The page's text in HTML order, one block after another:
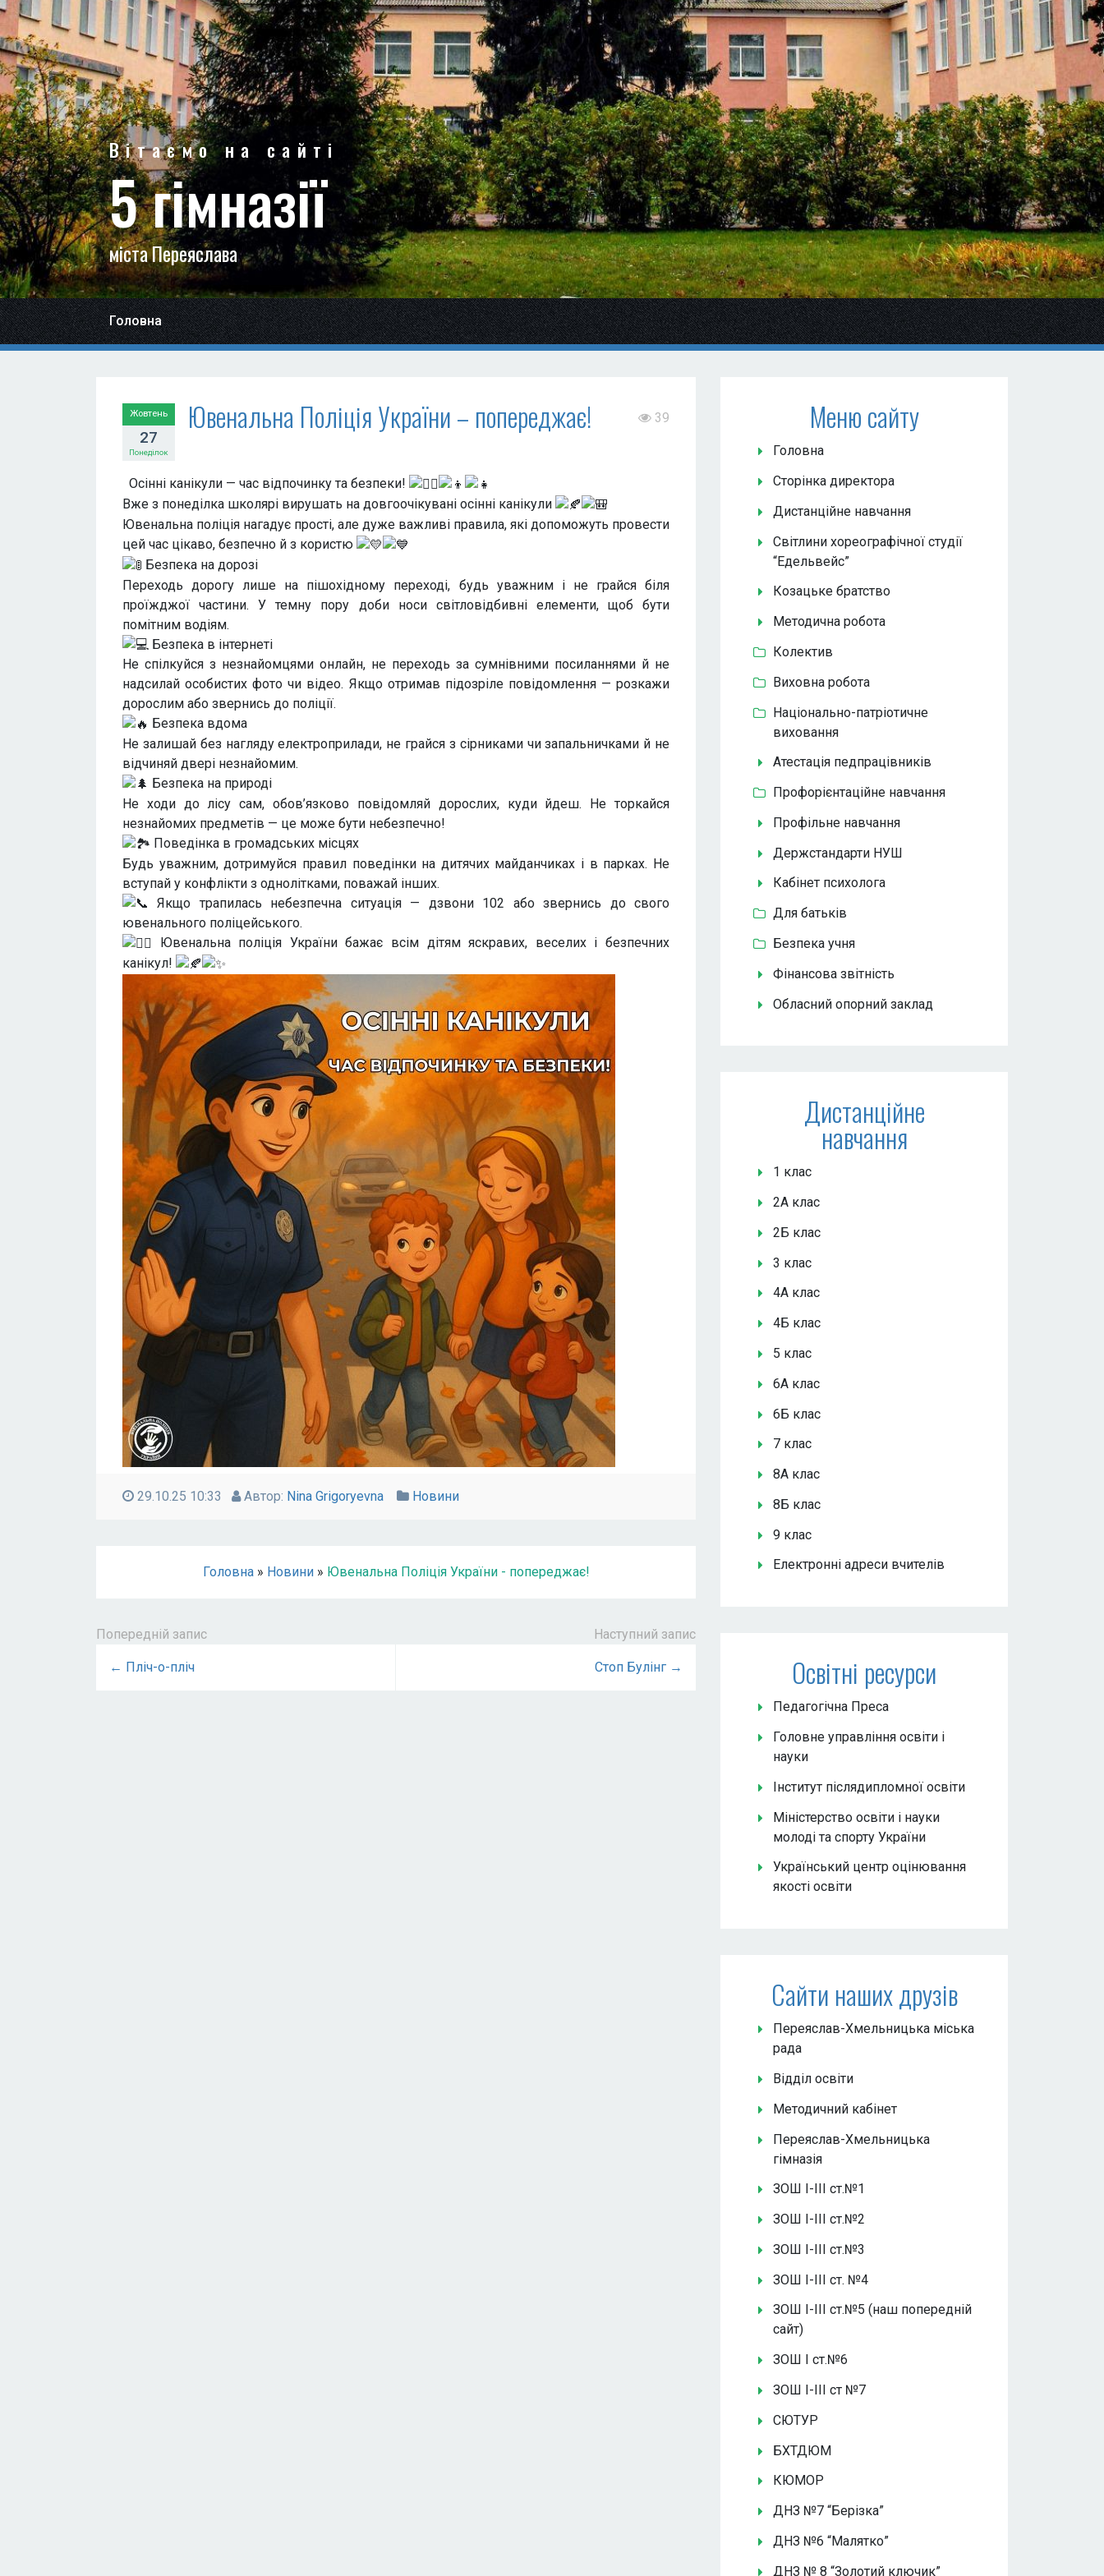
Вітаємо на сайті
5 гімназії
міста Переяслава
Головна
Жовтень
27
Понеділок
Ювенальна Поліція України – попереджає! 39
Осінні канікули — час відпочинку та безпеки!
Вже з понеділка школярі вирушать на довгоочікувані осінні канікули
Ювенальна поліція нагадує прості, але дуже важливі правила, які допоможуть провести
цей час цікаво, безпечно й з користю
Безпека на дорозі
Переходь дорогу лише на пішохідному переході, будь уважним і не грайся біля
проїжджої частини. У темну пору доби носи світловідбивні елементи, щоб бути
помітним водіям.
Безпека в інтернеті
Не спілкуйся з незнайомцями онлайн, не переходь за сумнівними посиланнями й не
надсилай особистих фото чи відео. Якщо отримав підозріле повідомлення — розкажи
дорослим або звернись до поліції.
Безпека вдома
Не залишай без нагляду електроприлади, не грайся з сірниками чи запальничками й не
відчиняй двері незнайомим.
Безпека на природі
Не ходи до лісу сам, обов’язково повідомляй дорослих, куди йдеш. Не торкайся
незнайомих предметів — це може бути небезпечно!
Поведінка в громадських місцях
Будь уважним, дотримуйся правил поведінки на дитячих майданчиках і в парках. Не
вступай у конфлікти з однолітками, поважай інших.
Якщо трапилась небезпечна ситуація — дзвони 102 або звернись до свого
ювенального поліцейського.
Ювенальна поліція України бажає всім дітям яскравих, веселих і безпечних
канікул!
29.10.25 10:33 Автор: Nina Grigoryevna Новини
Головна» Новини» Ювенальна Поліція України - попереджає!
Попередній запис Наступний запис
← Пліч-о-пліч Стоп Булінг →
Меню сайту
Головна
Сторінка директора
Дистанційне навчання
Світлини хореографічної студії
“Едельвейс”
Козацьке братство
Методична робота
Колектив
Виховна робота
Національно-патріотичне
виховання
Атестація педпрацівників
Профорієнтаційне навчання
Профільне навчання
Держстандарти НУШ
Кабінет психолога
Для батьків
Безпека учня
Фінансова звітність
Обласний опорний заклад
Дистанційне
навчання
1 клас
2А клас
2Б клас
3 клас
4А клас
4Б клас
5 клас
6А клас
6Б клас
7 клас
8А клас
8Б клас
9 клас
Електронні адреси вчителів
Освітні ресурси
Педагогічна Преса
Головне управління освіти і
науки
Інститут післядипломної освіти
Міністерство освіти і науки
молоді та спорту України
Український центр оцінювання
якості освіти
Сайти наших друзів
Переяслав-Хмельницька міська
рада
Відділ освіти
Методичний кабінет
Переяслав-Хмельницька
гімназія
ЗОШ І-ІІІ ст.№1
ЗОШ І-ІІІ ст.№2
ЗОШ І-ІІІ ст.№3
ЗОШ І-ІІІ ст. №4
ЗОШ І-ІІІ ст.№5 (наш попередній
сайт)
ЗОШ І ст.№6
ЗОШ І-ІІІ ст №7
СЮТУР
БХТДЮМ
КЮМОР
ДНЗ №7 “Берізка”
ДНЗ №6 “Малятко”
ДНЗ № 8 “Золотий ключик”